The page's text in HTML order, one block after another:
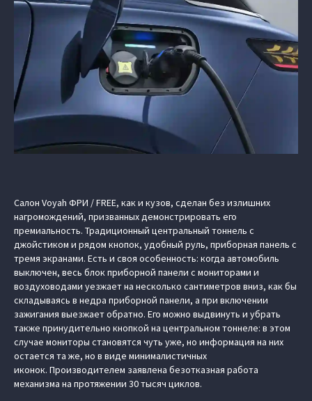
Салон Voyah ФРИ / FREE, как и кузов, сделан без излишних
нагромождений, призванных демонстрировать его
премиальность. Традиционный центральный тоннель с
джойстиком и рядом кнопок, удобный руль, приборная панель с
тремя экранами. Есть и своя особенность: когда автомобиль
выключен, весь блок приборной панели с мониторами и
воздуховодами уезжает на несколько сантиметров вниз, как бы
складываясь в недра приборной панели, а при включении
зажигания выезжает обратно. Его можно выдвинуть и убрать
также принудительно кнопкой на центральном тоннеле: в этом
случае мониторы становятся чуть уже, но информация на них
остается та же, но в виде минималистичных
иконок. Производителем заявлена безотказная работа
механизма на протяжении 30 тысяч циклов.